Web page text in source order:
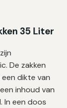
35 Liter
De zakken
dikte van
inhoud van
In een doos